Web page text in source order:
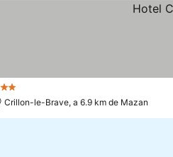
Crillon-le-Brave, a 6.9 km de Mazan